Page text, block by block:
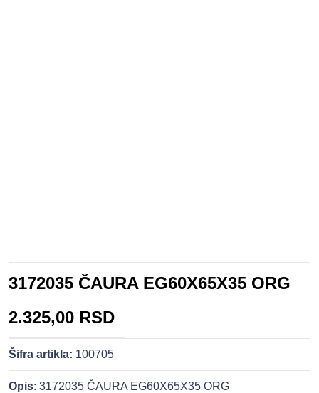
3172035 ČAURA EG60X65X35 ORG
2.325,00 RSD
Šifra artikla: 100705
Opis: 3172035 ČAURA EG60X65X35 ORG